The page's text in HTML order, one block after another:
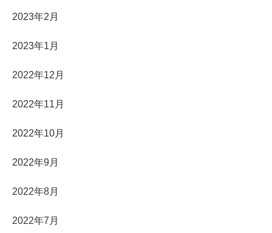
2023年2月
2023年1月
2022年12月
2022年11月
2022年10月
2022年9月
2022年8月
2022年7月